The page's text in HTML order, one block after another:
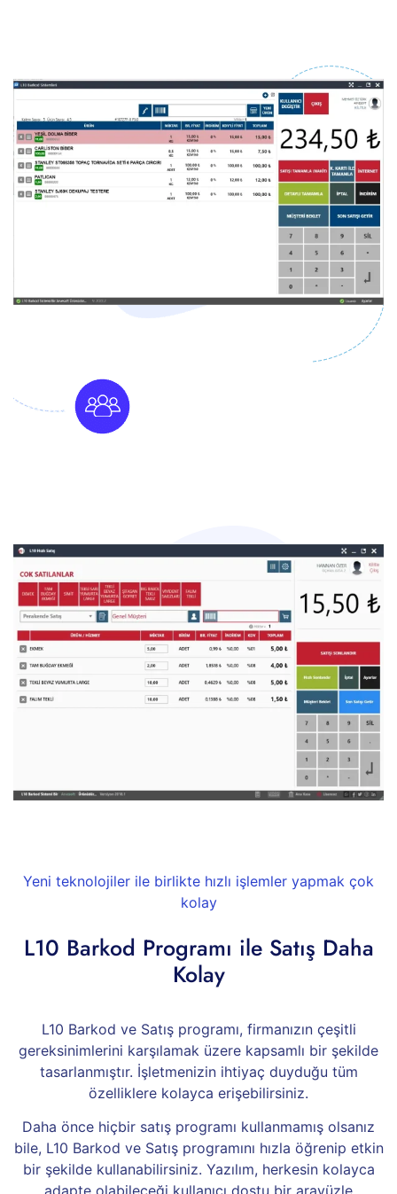
Yeni teknolojiler ile birlikte hızlı işlemler yapmak çok
kolay
L10 Barkod Programı ile Satış Daha
Kolay
L10 Barkod ve Satış programı, firmanızın çeşitli
gereksinimlerini karşılamak üzere kapsamlı bir şekilde
tasarlanmıştır. İşletmenizin ihtiyaç duyduğu tüm
özelliklere kolayca erişebilirsiniz.
Daha önce hiçbir satış programı kullanmamış olsanız
bile, L10 Barkod ve Satış programını hızla öğrenip etkin
bir şekilde kullanabilirsiniz. Yazılım, herkesin kolayca